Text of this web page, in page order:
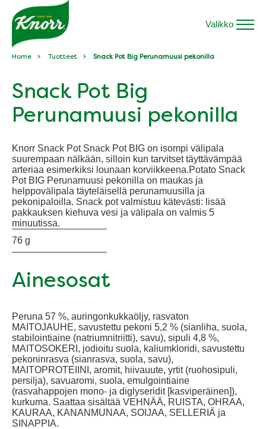
Valikko
Home Tuotteet Snack Pot Big Perunamuusi pekonilla
Snack Pot Big
Perunamuusi pekonilla
Knorr Snack Pot Snack Pot BIG on isompi välipala
suurempaan nälkään, silloin kun tarvitset täyttävämpää
arteriaa esimerkiksi lounaan korviikkeena.Potato Snack
Pot BIG Perunamuusi pekonilla on maukas ja
helppovälipala täyteläisellä perunamuusilla ja
pekonipaloilla. Snack pot valmistuu kätevästi: lisää
pakkauksen kiehuva vesi ja välipala on valmis 5
minuutissa.
76 g
Ainesosat
Peruna 57 %, auringonkukkaöljy, rasvaton
MAITOJAUHE, savustettu pekoni 5,2 % (sianliha, suola,
stabilointiaine (natriumnitriitti), savu), sipuli 4,8 %,
MAITOSOKERI, jodioitu suola, kaliumkloridi, savustettu
pekoninrasva (sianrasva, suola, savu),
MAITOPROTEIINI, aromit, hiivauute, yrtit (ruohosipuli,
persilja), savuaromi, suola, emulgointiaine
(rasvahappojen mono- ja diglyseridit [kasviperäinen]),
kurkuma. Saattaa sisältää VEHNÄÄ, RUISTA, OHRAA,
KAURAA, KANANMUNAA, SOIJAA, SELLERIÄ ja
SINAPPIA.